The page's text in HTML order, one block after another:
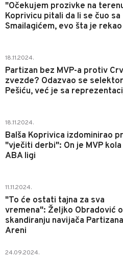
"Očekujem prozivke na
Koprivicu pitali da li se čuo sa
Smailagićem, evo šta je rekao
18.11.2024.
Partizan bez MVP-a protiv
zvezde? Odazvao se
Pešiću, već je sa
18.11.2024.
Balša Koprivica izdominirao
"vječiti derbi": On je MVP kola
ABA ligi
11.11.2024.
"To će ostati tajna za sva
vremena": Željko Obradović o
skandiranju navijača
Areni
24.09.2024.